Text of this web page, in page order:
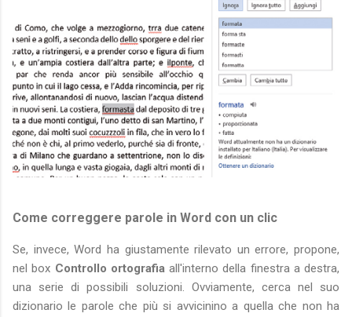
Come correggere parole in Word con un clic
Se, invece, Word ha giustamente rilevato un errore, propone,
nel box Controllo ortografia all'interno della finestra a destra,
una serie di possibili soluzioni. Ovviamente, cerca nel suo
dizionario le parole che più si avvicinino a quella che non ha